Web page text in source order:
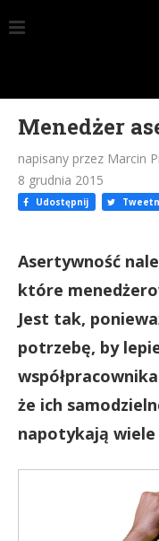
Menedżer
napisany przez Marcin
8 grudnia 2015
Udostępnij
Asertywność
które
Jest tak,
potrzebę, by
że ich
napotykają